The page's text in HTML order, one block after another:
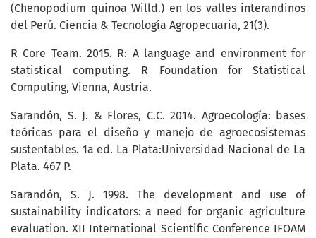
(Chenopodium quinoa Willd.) en los valles interandinos
del Perú. Ciencia & Tecnología Agropecuaria, 21(3).
R Core Team. 2015. R: A language and environment for
statistical computing. R Foundation for Statistical
Computing, Vienna, Austria.
Sarandón, S. J. & Flores, C.C. 2014. Agroecología: bases
teóricas para el diseño y manejo de agroecosistemas
sustentables. 1a ed. La Plata:Universidad Nacional de La
Plata. 467 P.
Sarandón, S. J. 1998. The development and use of
sustainability indicators: a need for organic agriculture
evaluation. XII International Scientific Conference IFOAM